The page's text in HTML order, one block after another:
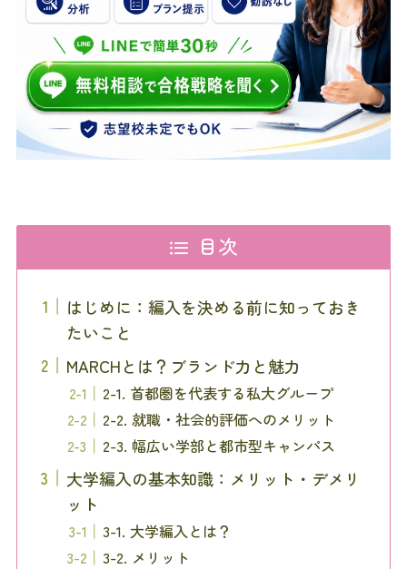
目次
はじめに：編入を決める前に知っておき
たいこと
MARCHとは？ブランド力と魅力
2-1. 首都圏を代表する私大グループ
2-2. 就職・社会的評価へのメリット
2-3. 幅広い学部と都市型キャンパス
大学編入の基本知識：メリット・デメリ
ット
3-1. 大学編入とは？
3-2. メリット